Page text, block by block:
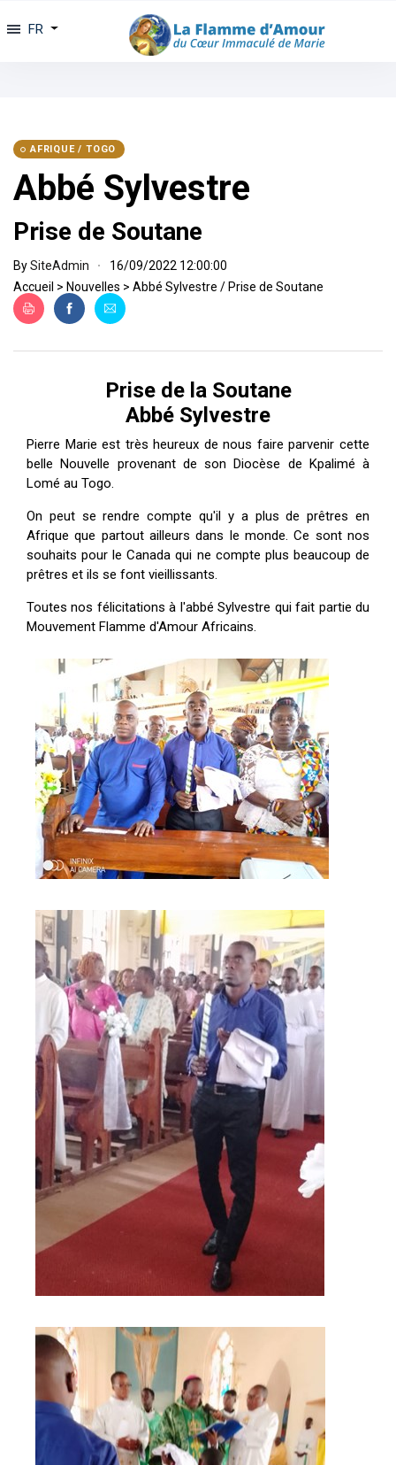
FR
AFRIQUE / TOGO
Abbé Sylvestre
Prise de Soutane
BySiteAdmin
16/09/2022 12:00:00
Accueil > Nouvelles > Abbé Sylvestre / Prise de Soutane
Prise de la Soutane
Abbé Sylvestre
Pierre Marie est très heureux de nous faire parvenir cette
belle Nouvelle provenant de son Diocèse de Kpalimé à
Lomé au Togo.
On peut se rendre compte qu'il y a plus de prêtres en
Afrique que partout ailleurs dans le monde. Ce sont nos
souhaits pour le Canada qui ne compte plus beaucoup de
prêtres et ils se font vieillissants.
Toutes nos félicitations à l'abbé Sylvestre qui fait partie du
Mouvement Flamme d'Amour Africains.